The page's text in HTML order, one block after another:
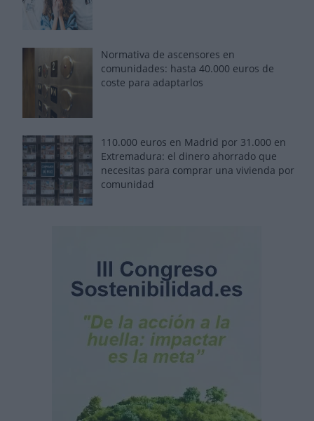
Normativa de ascensores en
comunidades: hasta 40.000 euros de
coste para adaptarlos
110.000 euros en Madrid por 31.000 en
Extremadura: el dinero ahorrado que
necesitas para comprar una vivienda por
comunidad